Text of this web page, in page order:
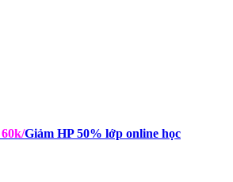
/Giảm HP 50% lớp online học